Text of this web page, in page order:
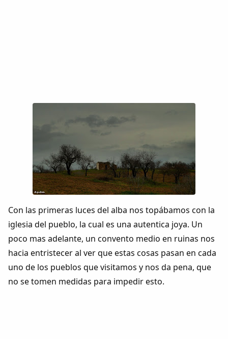
Con las primeras luces del alba nos topábamos con la
iglesia del pueblo, la cual es una autentica joya. Un
poco mas adelante, un convento medio en ruinas nos
hacia entristecer al ver que estas cosas pasan en cada
uno de los pueblos que visitamos y nos da pena, que
no se tomen medidas para impedir esto.